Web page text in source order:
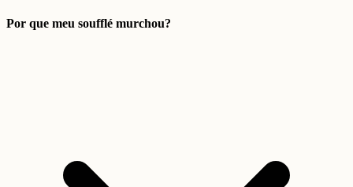
Por que meu soufflé murchou?